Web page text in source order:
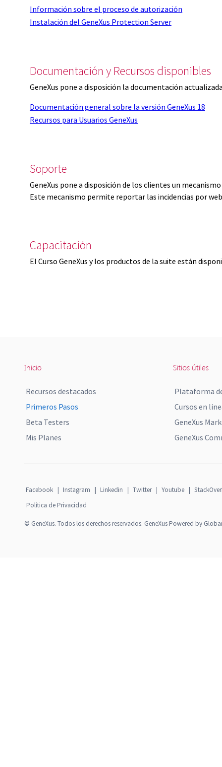
Información sobre el proceso de autorización
Instalación del GeneXus Protection Server
Documentación y Recursos disponibles
GeneXus pone a disposición la documentación
Documentación general sobre la versión GeneXus 18
Recursos para Usuarios GeneXus
Soporte
GeneXus pone a disposición de los clientes un
Este mecanismo permite reportar las incidencias por
Capacitación
El Curso GeneXus y los productos de la suite están
Inicio
Recursos destacados
Primeros Pasos
Beta Testers
Mis Planes
Sitios útiles
Plataforma
Cursos en
GeneXus
GeneXus
Facebook | Instagram | Linkedin | Twitter | Youtube |
Política de Privacidad
© GeneXus. Todos los derechos reservados. GeneXus Powered by